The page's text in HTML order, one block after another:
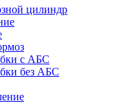
цилиндр
с АБС
без АБС